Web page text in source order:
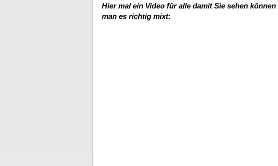
Hier mal ein Video für alle damit Sie sehen
man es richtig mixt: